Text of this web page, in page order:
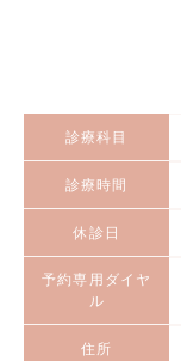
診療科目
診療時間
休診日
予約専用ダイヤ
ル
住所